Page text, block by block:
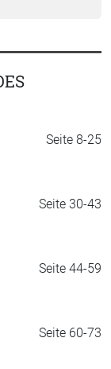
Seite 8-25
Seite 30-43
Seite 44-59
Seite 60-73